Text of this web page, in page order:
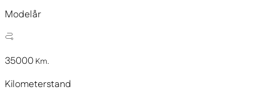
Modelår
35000 Km.
Kilometerstand